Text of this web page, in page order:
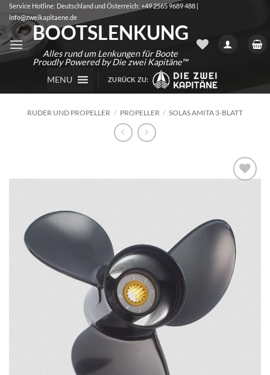
Zum
Inhalt
springen
Service Hotline: Deutschland und Österreich: +49 2565 9689 488 |
info@zweikapitaene.de
BOOTSLENKUNG
Alles rund um Lenkungen für Boote
Proudly Powered by Die zwei Kapitäne™
MENU
ZURÜCK ZU:
RUDER UND PROPELLER / PROPELLER / SOLAS AMITA 3-BLATT